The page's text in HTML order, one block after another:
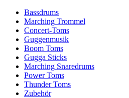
Bassdrums
Marching Trommel
Concert-Toms
Guggenmusik
Boom Toms
Gugga Sticks
Marching Snaredrums
Power Toms
Thunder Toms
Zubehör